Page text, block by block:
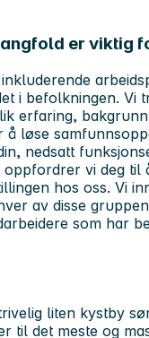
er viktig
i befolkningen. Vi
erfaring,
løse
nedsatt
vi deg til
hos oss. Vi
av disse
som har
liten kystby
til det meste og